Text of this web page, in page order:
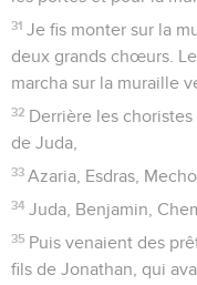
31 Je fis monter sur la
deux grands chœurs.
marcha sur la muraille
32 Derrière les
de Juda,
33 Azaria, Esdras,
34 Juda, Benjamin,
35 Puis venaient des
fils de Jonathan, qui